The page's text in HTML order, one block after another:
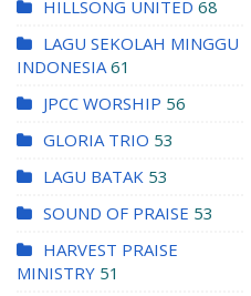
HILLSONG UNITED 68
LAGU SEKOLAH MINGGU
INDONESIA 61
JPCC WORSHIP 56
GLORIA TRIO 53
LAGU BATAK 53
SOUND OF PRAISE 53
HARVEST PRAISE
MINISTRY 51